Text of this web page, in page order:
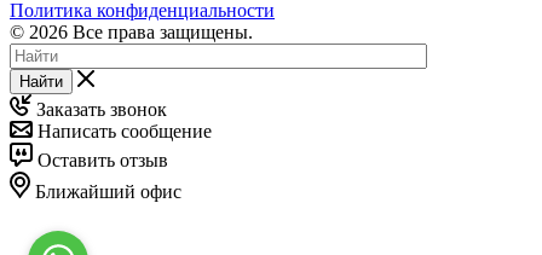
Политика конфиденциальности
© 2026 Все права защищены.
Найти
Заказать звонок
Написать сообщение
Оставить отзыв
Ближайший офис